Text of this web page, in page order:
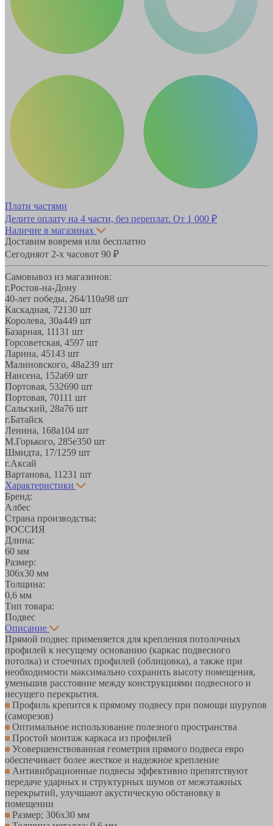
Плати частями
Делите оплату на 4 части, без переплат. От 1 000 ₽
Наличие в магазинах
Доставим вовремя или бесплатно
Сегодняот 2-х часовот 90 ₽
Самовывоз из магазинов:
г.Ростов-на-Дону
40-лет победы, 264/110а98 шт
Каскадная, 72130 шт
Королева, 30а449 шт
Базарная, 11131 шт
Горсоветская, 4597 шт
Ларина, 45143 шт
Малиновского, 48а239 шт
Нансена, 152а69 шт
Портовая, 532690 шт
Портовая, 70111 шт
Сальский, 28a76 шт
г.Батайск
Ленина, 168а104 шт
М.Горького, 285е350 шт
Шмидта, 17/1 259 шт
г.Аксай
Вартанова, 11 231 шт
Характеристики
Бренд:
Албес
Страна производства:
РОССИЯ
Длина:
60 мм
Размер:
306х30 мм
Толщина:
0,6 мм
Тип товара:
Подвес
Описание
Прямой подвес применяется для крепления потолочных
профилей к несущему основанию (каркас подвесного
потолка) и стоечных профилей (облицовка), а также при
необходимости максимально сохранить высоту помещения,
уменьшив расстояние между конструкциями подвесного и
несущего перекрытия.
Профиль крепится к прямому подвесу при помощи шурупов
(саморезов)
Оптимальное использование полезного пространства
Простой монтаж каркаса из профилей
Усовершенствованная геометрия прямого подвеса евро
обеспечивает более жесткое и надежное крепление
Антивибрационные подвесы эффективно препятствуют
передаче ударных и структурных шумов от межэтажных
перекрытий, улучшают акустическую обстановку в
помещении
Размер; 306х30 мм